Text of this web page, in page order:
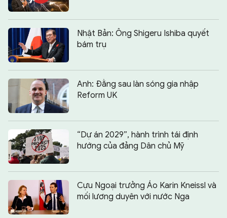
Chia sẻ:
Nhật Bản: Ông Shigeru Ishiba quyết
bám trụ
Anh: Đằng sau làn sóng gia nhập
Reform UK
“Dự án 2029”, hành trình tái định
hướng của đảng Dân chủ Mỹ
Cựu Ngoại trưởng Áo Karin Kneissl và
mối lương duyên với nước Nga